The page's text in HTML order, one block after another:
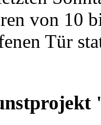
von 10
Tür